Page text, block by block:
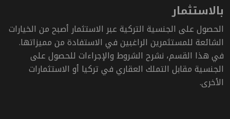
بالاستثمار
الحصول على الجنسية التركية عبر الاستثمار أصبح من الخيارات
الشائعة للمستثمرين الراغبين في الاستفادة من مميزاتها.
في هذا القسم، نشرح الشروط والإجراءات للحصول على
الجنسية مقابل التملك العقاري في تركيا أو الاستثمارات
الأخرى.